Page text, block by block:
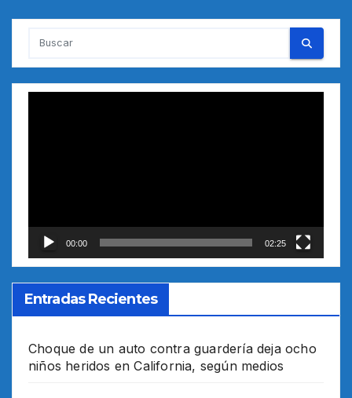
00:00 02:25
Entradas Recientes
Choque de un auto contra guardería deja ocho
niños heridos en California, según medios